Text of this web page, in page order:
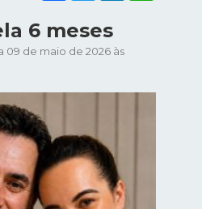
6 meses
09 de maio de 2026 às